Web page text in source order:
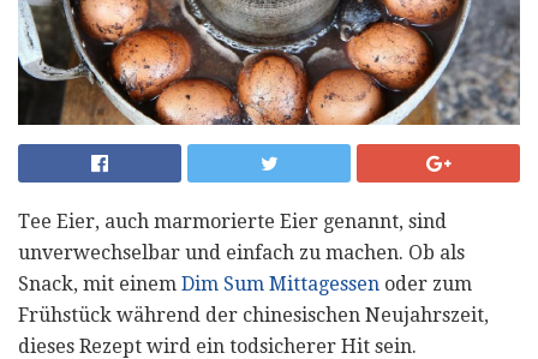
Tee Eier, auch marmorierte Eier genannt, sind
unverwechselbar und einfach zu machen. Ob als
Snack, mit einem Dim Sum Mittagessen oder zum
Frühstück während der chinesischen Neujahrszeit,
dieses Rezept wird ein todsicherer Hit sein.